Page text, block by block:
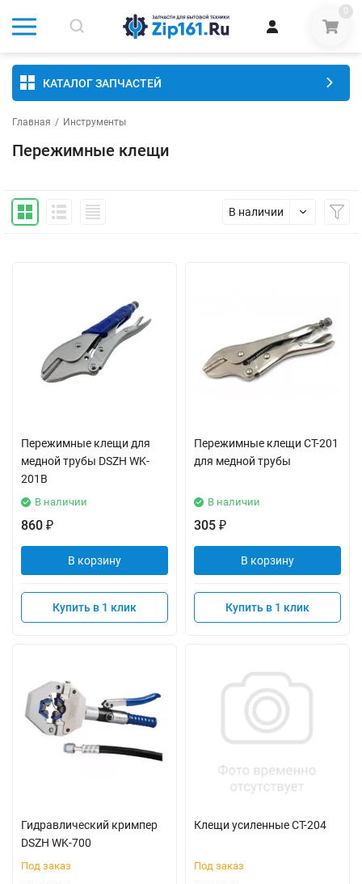
0
КАТАЛОГ ЗАПЧАСТЕЙ
Главная / Инструменты
Пережимные клещи
В наличии
Пережимные клещи для
медной трубы DSZH WK-
201B
В наличии
860 ₽
В корзину
Купить в 1 клик
Пережимные клещи CT-201
для медной трубы
В наличии
305 ₽
В корзину
Купить в 1 клик
Гидравлический кримпер
DSZH WK-700
Под заказ
Клещи усиленные СТ-204
Под заказ